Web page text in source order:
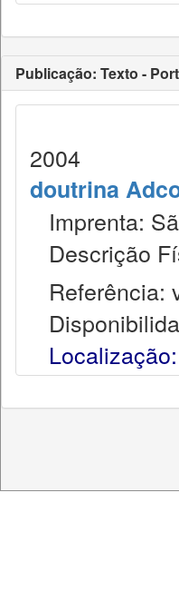
Publicação: Texto -
2004
doutrina
Imprenta:
Descrição
Referência:
Localização: